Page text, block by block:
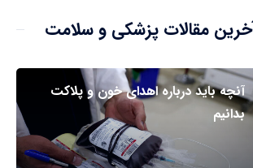
مقالات پزشکی و سلامت
آنچه باید درباره اهدای خون و پلاکت
بدانیم